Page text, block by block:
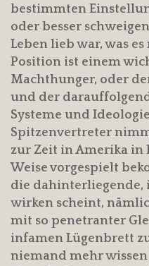
bestimmten
oder besser
Leben lieb war, was
Position ist einem
Machthunger, oder
und der
Systeme und
Spitzenvertreter
zur Zeit in Amerika
Weise vorgespielt
die dahinterliegende,
wirken scheint,
mit so penetranter
infamen Lügenbrett
niemand mehr